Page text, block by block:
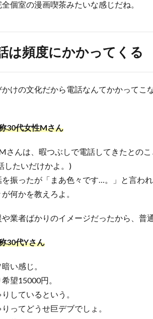
個室の漫画喫茶みたいな感じだね。
は頻度にかかってくる
かけの文化だから電話なんてかかって
30代女性Mさん
さんは、暇つぶしで電話してきたとのこ
したいだけかよ。)
振ったが「まあ色々です…。」と言われ
何かを教えろよ。
業者ばかりのイメージだったから、普
30代Yさん
い感じ。
望15000円。
しているという。
ってどうせ巨デブでしょ。